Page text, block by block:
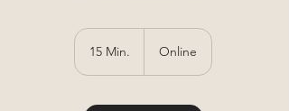
15 Min.
i
Online